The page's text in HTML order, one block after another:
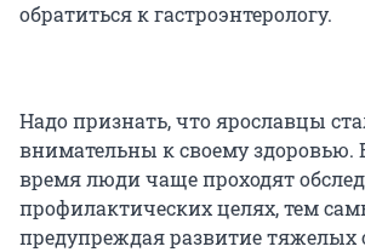
обратиться к гастроэнтерологу.
Надо признать, что ярославцы
внимательны к своему здоровью.
время люди чаще проходят
профилактических целях, тем
предупреждая развитие тяжелых